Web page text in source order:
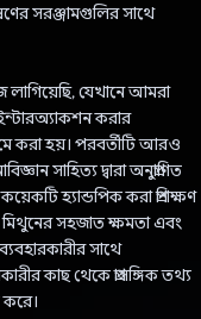
সরঞ্জামগুলির সাথে
লাগিয়েছি, যেখানে আমরা
করার
করা হয়। পরবর্তীটি আরও
সাহিত্য দ্বারা অনুপ্রাণিত
হ্যান্ডপিক করা প্রশিক্ষণ
সহজাত ক্ষমতা এবং
ব্যবহারকারীর সাথে
কাছ থেকে প্রাসঙ্গিক তথ্য